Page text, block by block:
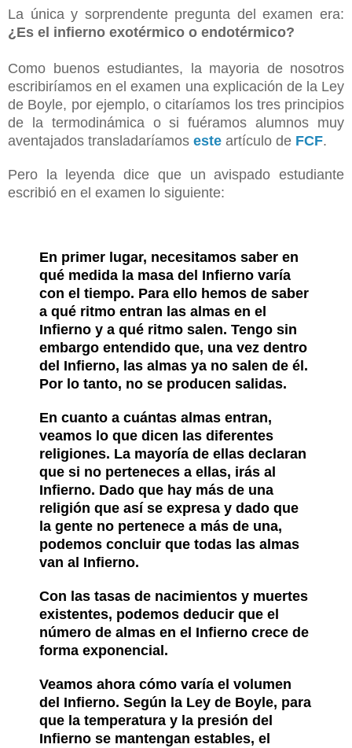
La única y sorprendente pregunta del examen era:
¿Es el infierno exotérmico o endotérmico?
Como buenos estudiantes, la mayoria de nosotros
escribiríamos en el examen una explicación de la Ley
de Boyle, por ejemplo, o citaríamos los tres principios
de la termodinámica o si fuéramos alumnos muy
aventajados transladaríamos este artículo de FCF.
Pero la leyenda dice que un avispado estudiante
escribió en el examen lo siguiente:
En primer lugar, necesitamos saber en
qué medida la masa del Infierno varía
con el tiempo. Para ello hemos de saber
a qué ritmo entran las almas en el
Infierno y a qué ritmo salen. Tengo sin
embargo entendido que, una vez dentro
del Infierno, las almas ya no salen de él.
Por lo tanto, no se producen salidas.
En cuanto a cuántas almas entran,
veamos lo que dicen las diferentes
religiones. La mayoría de ellas declaran
que si no perteneces a ellas, irás al
Infierno. Dado que hay más de una
religión que así se expresa y dado que
la gente no pertenece a más de una,
podemos concluir que todas las almas
van al Infierno.
Con las tasas de nacimientos y muertes
existentes, podemos deducir que el
número de almas en el Infierno crece de
forma exponencial.
Veamos ahora cómo varía el volumen
del Infierno. Según la Ley de Boyle, para
que la temperatura y la presión del
Infierno se mantengan estables, el